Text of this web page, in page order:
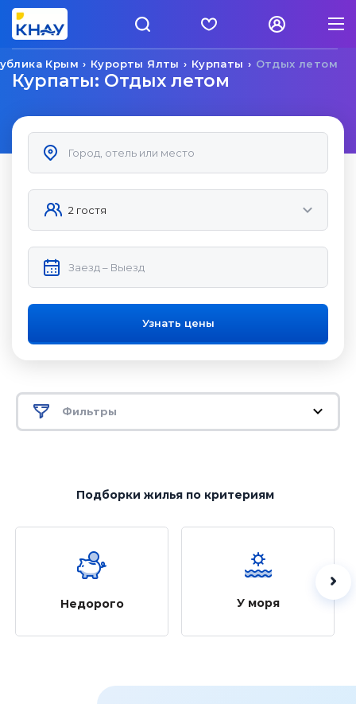
Отдых летом
Курпаты
Курорты Ялты
Крым
Курпаты: Отдых летом
Узнать цены
Фильтры
Подборки жильяпо критериям
Недорого У моря